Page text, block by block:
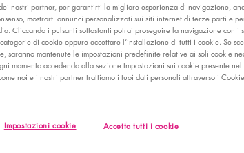
COME DAL VIVO
nostri partner, per garantirti la migliore esperienza di navigazione,
mostrarti annunci personalizzati sui siti internet di terze parti e
Cliccando i pulsanti sottostanti potrai proseguire la navigazione con i
di cookie oppure accettare l’installazione di tutti i cookie. Se
saranno mantenute le impostazioni predefinite relative ai soli cookie
momento accedendo alla sezione Impostazioni sui cookie presente
noi e i nostri partner trattiamo i tuoi dati personali attraverso i
Impostazioni cookie Accetta tutti i cookie